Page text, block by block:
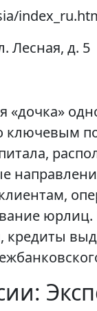
Лесная, д. 5
кредиты